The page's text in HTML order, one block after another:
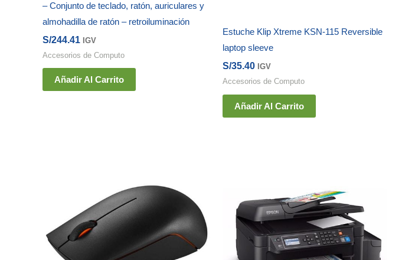
– Conjunto de teclado, ratón, auriculares y
almohadilla de ratón – retroiluminación
S/244.41 IGV
Accesorios de Computo
Añadir Al Carrito
Estuche Klip Xtreme KSN-115 Reversible
laptop sleeve
S/35.40 IGV
Accesorios de Computo
Añadir Al Carrito